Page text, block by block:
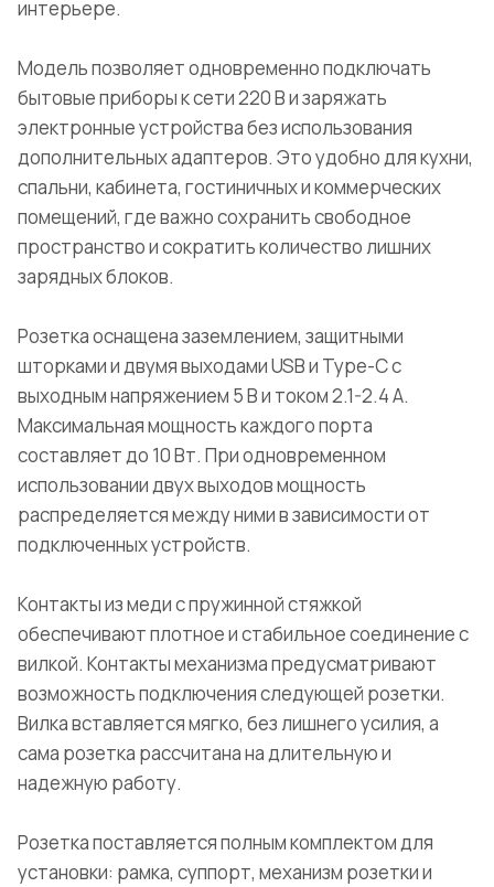
интерьере.
Модель позволяет одновременно подключать
бытовые приборы к сети 220 В и заряжать
электронные устройства без использования
дополнительных адаптеров. Это удобно для кухни,
спальни, кабинета, гостиничных и коммерческих
помещений, где важно сохранить свободное
пространство и сократить количество лишних
зарядных блоков.
Розетка оснащена заземлением, защитными
шторками и двумя выходами USB и Type-C с
выходным напряжением 5 В и током 2.1-2.4 А.
Максимальная мощность каждого порта
составляет до 10 Вт. При одновременном
использовании двух выходов мощность
распределяется между ними в зависимости от
подключенных устройств.
Контакты из меди с пружинной стяжкой
обеспечивают плотное и стабильное соединение с
вилкой. Контакты механизма предусматривают
возможность подключения следующей розетки.
Вилка вставляется мягко, без лишнего усилия, а
сама розетка рассчитана на длительную и
надежную работу.
Розетка поставляется полным комплектом для
установки: рамка, суппорт, механизм розетки и